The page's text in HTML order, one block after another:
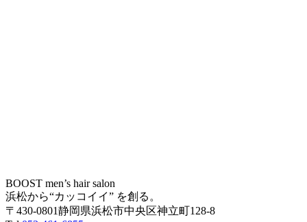
BOOST men’s hair salon
浜松から“カッコイイ” を創る。
〒430-0801静岡県浜松市中央区神立町128-8